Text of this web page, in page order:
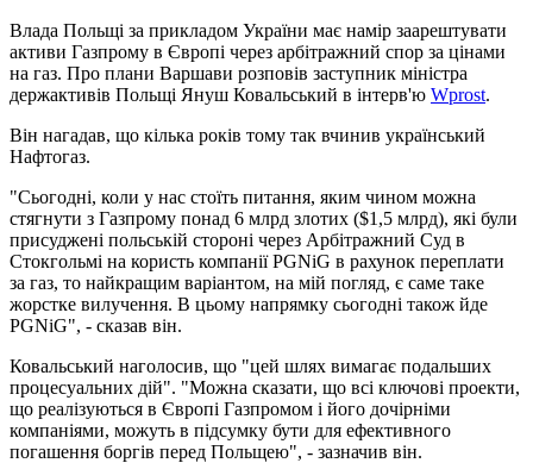
Влада Польщі за прикладом України має намір заарештувати
активи Газпрому в Європі через арбітражний спор за цінами
на газ. Про плани Варшави розповів заступник міністра
держактивів Польщі Януш Ковальський в інтерв'ю Wprost.
Він нагадав, що кілька років тому так вчинив український
Нафтогаз.
"Сьогодні, коли у нас стоїть питання, яким чином можна
стягнути з Газпрому понад 6 млрд злотих ($1,5 млрд), які були
присуджені польській стороні через Арбітражний Суд в
Стокгольмі на користь компанії PGNiG в рахунок переплати
за газ, то найкращим варіантом, на мій погляд, є саме таке
жорстке вилучення. В цьому напрямку сьогодні також йде
PGNiG", - сказав він.
Ковальський наголосив, що "цей шлях вимагає подальших
процесуальних дій". "Можна сказати, що всі ключові проекти,
що реалізуються в Європі Газпромом і його дочірніми
компаніями, можуть в підсумку бути для ефективного
погашення боргів перед Польщею", - зазначив він.